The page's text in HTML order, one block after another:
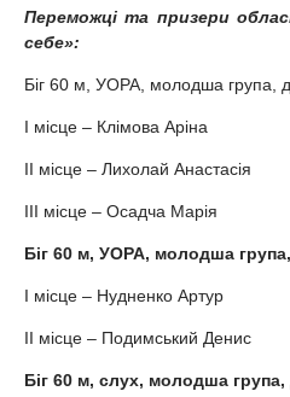
Переможці та призери
себе»:
Біг 60 м, УОРА, молодша група,
І місце – Клімова Аріна
ІІ місце – Лихолай Анастасія
ІІІ місце – Осадча Марія
Біг 60 м, УОРА, молодша
І місце – Нудненко Артур
ІІ місце – Подимський Денис
Біг 60 м, слух, молодша група,